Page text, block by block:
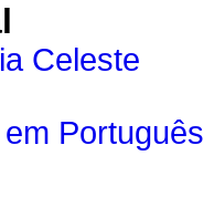
Celeste
Português